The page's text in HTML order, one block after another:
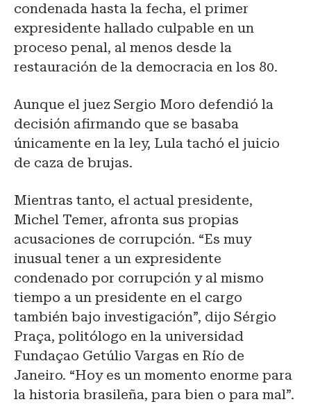
condenada hasta la fecha, el primer
expresidente hallado culpable en un
proceso penal, al menos desde la
restauración de la democracia en los 80.
Aunque el juez Sergio Moro defendió la
decisión afirmando que se basaba
únicamente en la ley, Lula tachó el juicio
de caza de brujas.
Mientras tanto, el actual presidente,
Michel Temer, afronta sus propias
acusaciones de corrupción. “Es muy
inusual tener a un expresidente
condenado por corrupción y al mismo
tiempo a un presidente en el cargo
también bajo investigación”, dijo Sérgio
Praça, politólogo en la universidad
Fundaçao Getúlio Vargas en Río de
Janeiro. “Hoy es un momento enorme para
la historia brasileña, para bien o para mal”.